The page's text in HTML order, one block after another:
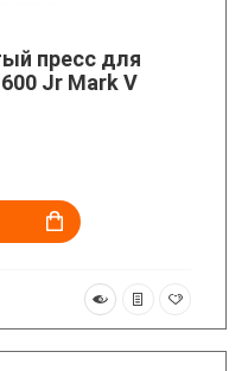
пресс для
Jr Mark V